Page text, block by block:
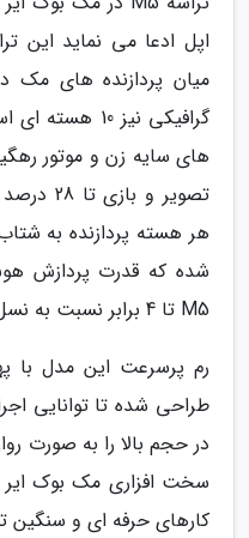
اپل ادعا می نماید این
میان پردازنده های مک
گرافیکی نیز
های سایه زن و موتور
هر هسته پردازنده به
شده که قدرت پردازش
M5 تا 4 برابر نسبت به نسل پیشین افزایش می دهد.
طراحی شده تا توانایی
در حجم بالا را به صورت
کارهای حرفه ای و سنگین